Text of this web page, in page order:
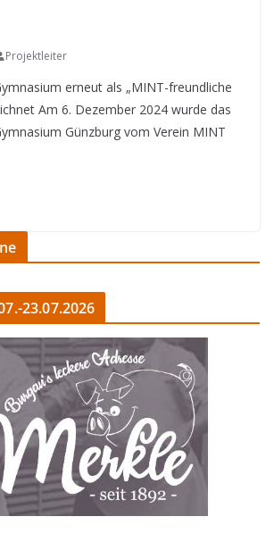
Projektleiter
erneut als „MINT-freundliche
Am 6. Dezember 2024 wurde das
Günzburg vom Verein MINT
23.07.2026